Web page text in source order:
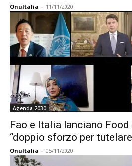
OnuItalia - 11/11/2020
Agenda 2030
Fao e Italia lanciano Food
“doppio sforzo per
OnuItalia - 05/11/2020